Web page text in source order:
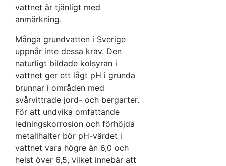
vattnet är tjänligt med
anmärkning.
Många grundvatten i Sverige
uppnår inte dessa krav. Den
naturligt bildade kolsyran i
vattnet ger ett lågt pH i grunda
brunnar i områden med
svårvittrade jord- och bergarter.
För att undvika omfattande
ledningskorrosion och förhöjda
metallhalter bör pH-värdet i
vattnet vara högre än 6,0 och
helst över 6,5, vilket innebär att